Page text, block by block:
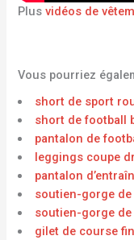
Plusvidéos de
Vous pourriez
short de sport
short de football
pantalon de
leggings coupe
pantalon
soutien-gorge
soutien-gorge de
gilet de course fin